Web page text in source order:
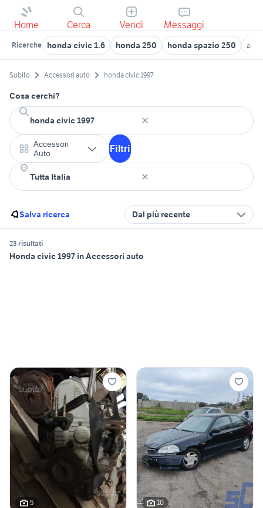
Home Cerca Vendi Messaggi
Ricerche honda civic 1.6 honda 250 honda spazio 250
Subito Accessori auto honda civic 1997
Cosa cerchi?
Accessori
Auto
Filtri
Salva ricerca Dal più recente
23 risultati
Honda civic 1997 in Accessori auto
5 10